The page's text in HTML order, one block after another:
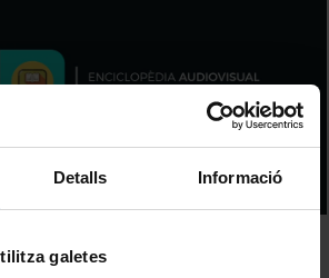
Detalls Informació
galetes